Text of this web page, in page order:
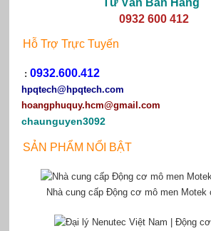
Tư Vấn Bán Hàng
0932 600 412
Hỗ Trợ Trực Tuyến
: 0932.600.412
hpqtech@hpqtech.com
hoangphuquy.hcm@gmail.com
chaunguyen3092
SẢN PHẨM NỔI BẬT
Nhà cung cấp Động cơ mô men Motek